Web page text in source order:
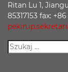
Ritan Lu 1,
85317153 fax: